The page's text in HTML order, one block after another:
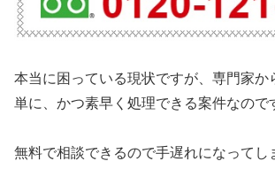
本当に困っている現状ですが、専門家か
単に、かつ素早く処理できる案件なので
無料で相談できるので手遅れになってし